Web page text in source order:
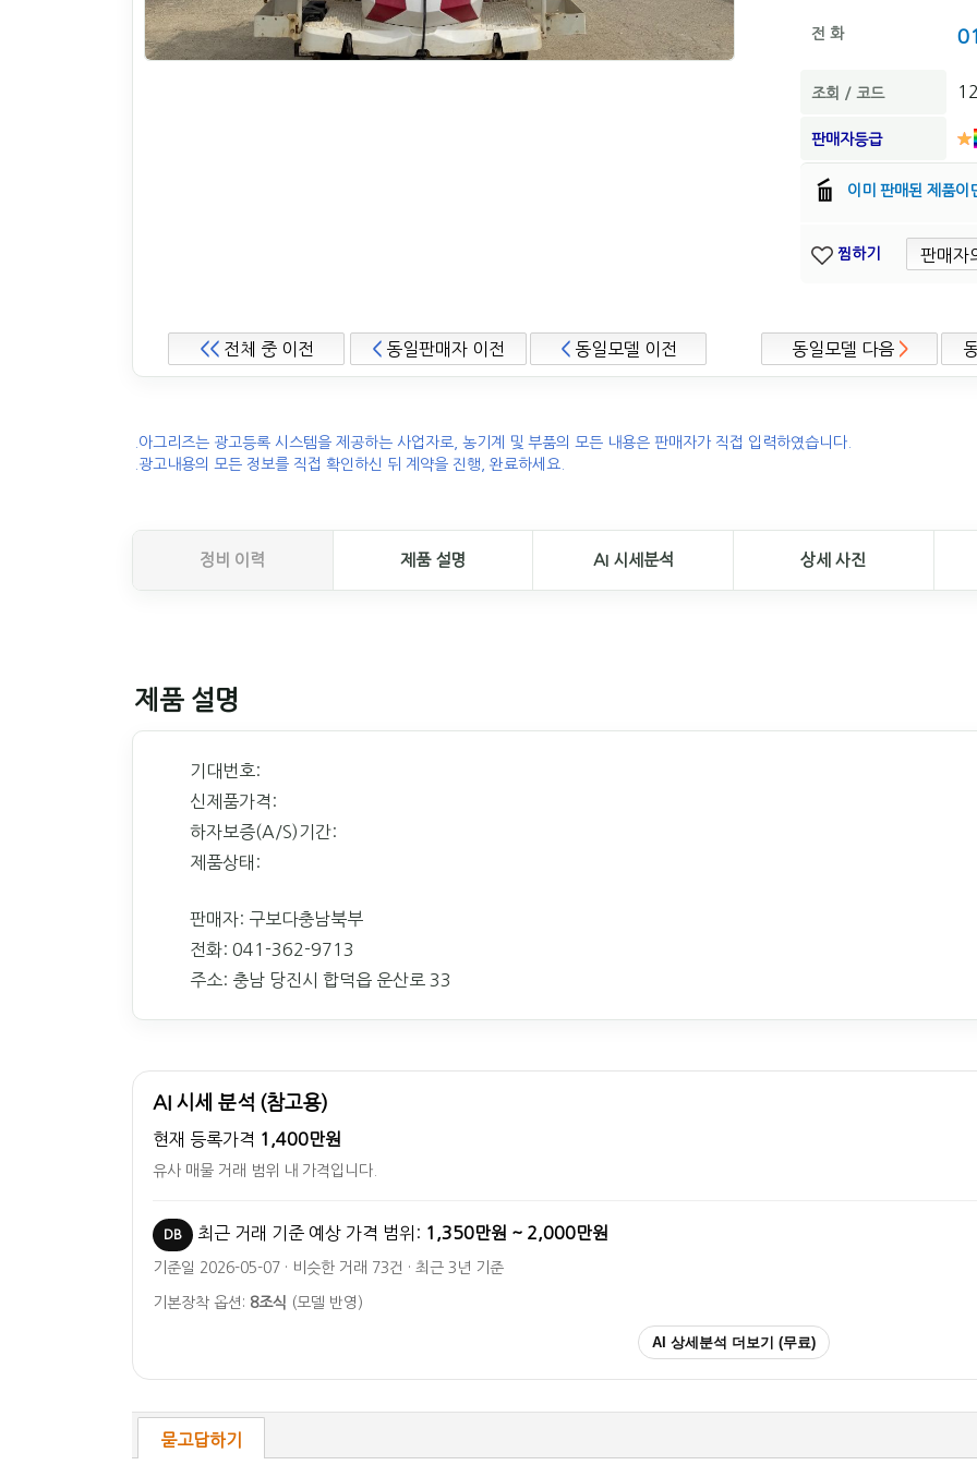
전 화
조회 / 코드
판매자등급
이미 판매된 제품이
찜하기
<<전체 중 이전 < 동일판매자 이전 <동일모델 이전 동일모델 다음 >
.아그리즈는 광고등록 시스템을 제공하는 사업자로, 농기계 및 부품의 모든 내용은 판매자가 직접 입력하였습니다.
.광고내용의 모든 정보를 직접 확인하신 뒤 계약을 진행, 완료하세요.
정비 이력 제품 설명 AI 시세분석 상세 사진
제품 설명
기대번호:
신제품가격:
하자보증(A/S)기간:
제품상태:
판매자: 구보다충남북부
전화: 041-362-9713
주소: 충남 당진시 합덕읍 운산로 33
AI 시세 분석 (참고용)
현재 등록가격 1,400만원
유사 매물 거래 범위 내 가격입니다.
DB 최근 거래 기준 예상 가격 범위: 1,350만원 ~ 2,000만원
기준일 2026-05-07 · 비슷한 거래 73건 · 최근 3년 기준
기본장착 옵션: 8조식 (모델 반영)
AI 상세분석 더보기 (무료)
묻고답하기